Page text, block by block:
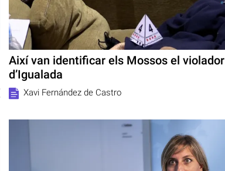
Així van identificar els Mossos el violador
d’Igualada
Xavi Fernández de Castro